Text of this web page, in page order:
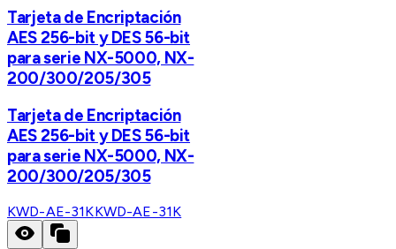
Tarjeta de Encriptación
AES 256-bit y DES 56-bit
para serie NX-5000, NX-
200/300/205/305
Tarjeta de Encriptación
AES 256-bit y DES 56-bit
para serie NX-5000, NX-
200/300/205/305
KWD-AE-31KKWD-AE-31K